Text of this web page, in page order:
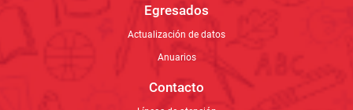
Contacto
Líneas de atención
Formulario de PQRSF
Estudia con nosotros